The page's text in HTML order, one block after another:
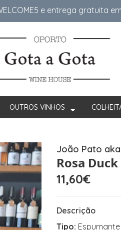
e entrega gratuita
OUTROS VINHOS
João Pato
Rosa
11,60€
Descrição
Tipo: